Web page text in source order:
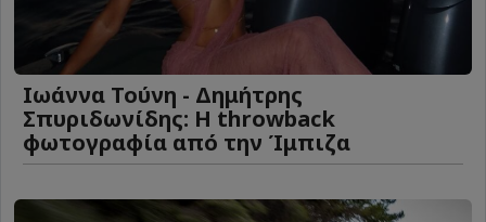
Ιωάννα Τούνη - Δημήτρης
Σπυριδωνίδης: Η throwback
φωτογραφία από την Ίμπιζα